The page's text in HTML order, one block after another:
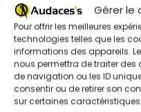
Gérer le
Pour offrir les meilleures
technologies telles que les
informations des appareils.
nous permettra de traiter des
de navigation ou les ID
consentir ou de retirer son
sur certaines